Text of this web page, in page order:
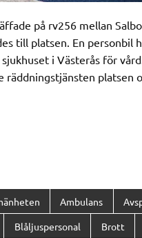
på rv256 mellan
till platsen. En
i Västerås för
räddningstjänsten platsen
Ambulans
Blåljuspersonal Brott